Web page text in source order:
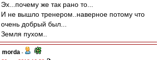
Эх...почему же так рано то...
И не вышло тренером..наверное потому что
очень добрый был...
Земля пухом..
morda -